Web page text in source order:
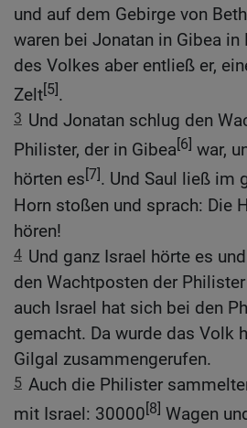
und auf dem Gebirge von
waren bei Jonatan in Gibea in
des Volkes aber entließ er,
Zelt[5].
3 Und Jonatan schlug den
Philister, der in Gibea[6] war,
hörten es[7]. Und Saul ließ im
Horn stoßen und sprach: Die
hören!
4 Und ganz Israel hörte es
den Wachtposten der
auch Israel hat sich bei den
gemacht. Da wurde das Volk
Gilgal zusammengerufen.
5 Auch die Philister
mit Israel: 30000[8] Wagen